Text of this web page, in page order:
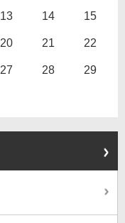
13 14 15
20 21 22
27 28 29